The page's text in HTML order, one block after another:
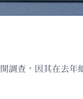
調查，因其在